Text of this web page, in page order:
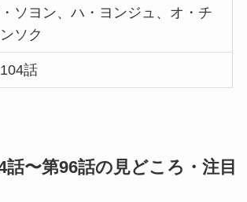
ソヨン、ハ・ヨンジュ、オ・チ
ソク
話
話〜第96話の見どころ・注目